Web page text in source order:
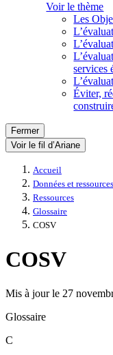
Voir le thème
Les
services
Éviter,
Fermer
Voir le fil d’Ariane
Accueil
Données et ressources
Ressources
Glossaire
COSV
COSV
Mis à jour le 27
Glossaire
C